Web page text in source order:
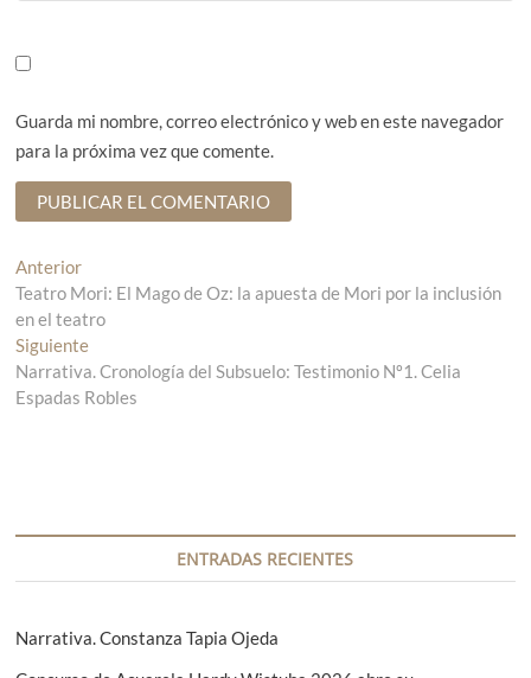
Guarda mi nombre, correo electrónico y web en este navegador
para la próxima vez que comente.
N
a
v
e
i
ó
d
Anterior
n
t
r
a
d
i
r
Teatro Mori: El Mago de Oz: la apuesta de Mori por la inclusión
en el teatro
Siguiente
n
t
g
i
Narrativa. Cronología del Subsuelo: Testimonio Nº1. Celia
Espadas Robles
ENTRADAS RECIENTES
Narrativa. Constanza Tapia Ojeda